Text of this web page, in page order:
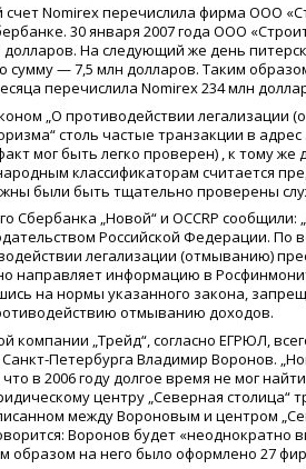
счет Nomirex перечислила фирма ООО «
30 января 2007 года ООО «
долларов. На следующий же день
сумму — 7,5 млн долларов. Таким
перечислила Nomirex 234 млн
„О противодействии легализации (
столь частые транзакции в
мог быть легко проверен) , к тому
классификаторам считается
были быть тщательно проверены
Сбербанка „Новой“ и OCCRP
Российской Федерации. По
легализации (отмыванию)
направляет информацию в
на нормы указанного закона,
отмыванию доходов.
компании „Трейд“, согласно ЕГРЮЛ,
Петербурга Владимир Воронов.
в 2006 году долгое время не мог
центру „Северная
между Вороновым и центром
Воронов будет «неоднократно
образом на него было оформлено 27